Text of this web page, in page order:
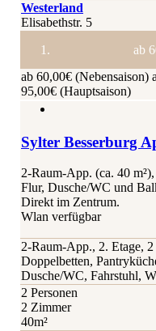
Westerland
Elisabethstr. 5
ab
ab 60,00€ (Nebensaison)
95,00€ (Hauptsaison)
Sylter Besserburg
2-Raum-App. (ca. 40
Flur, Dusche/WC und
Direkt im Zentrum.
Wlan verfügbar
2-Raum-App., 2. Etage,
Doppelbetten,
Dusche/WC, Fahrstuhl,
2 Personen
2 Zimmer
40m²